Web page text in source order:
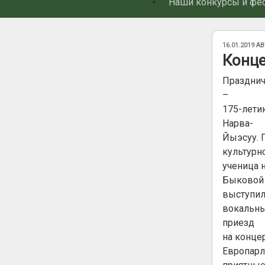
16.01.2019
–
175-
Нарва-
Йыэсуу.
ученица
Быковой
приезд
на